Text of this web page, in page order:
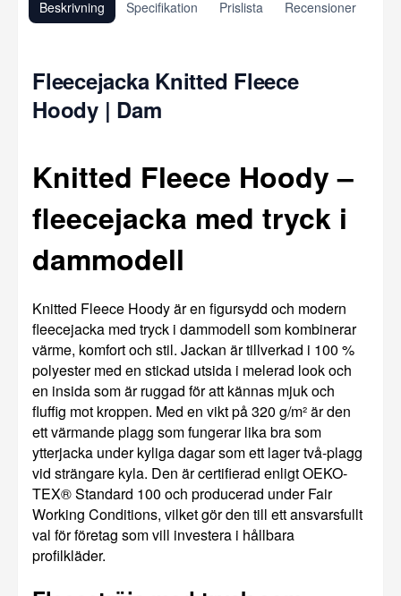
Beskrivning Specifikation Prislista Recensioner
Fleecejacka Knitted Fleece
Hoody | Dam
Knitted Fleece Hoody –
fleecejacka med tryck i
dammodell
Knitted Fleece Hoody är en figursydd och modern
fleecejacka med tryck i dammodell som kombinerar
värme, komfort och stil. Jackan är tillverkad i 100 %
polyester med en stickad utsida i melerad look och
en insida som är ruggad för att kännas mjuk och
fluffig mot kroppen. Med en vikt på 320 g/m² är den
ett värmande plagg som fungerar lika bra som
ytterjacka under kyliga dagar som ett lager två-plagg
vid strängare kyla. Den är certifierad enligt OEKO-
TEX® Standard 100 och producerad under Fair
Working Conditions, vilket gör den till ett ansvarsfullt
val för företag som vill investera i hållbara
profilkläder.